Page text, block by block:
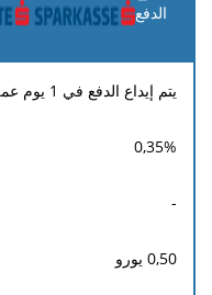
يتم إيداع الدفع في 1 يوم عمل.
0,35%
-
0,50 يورو